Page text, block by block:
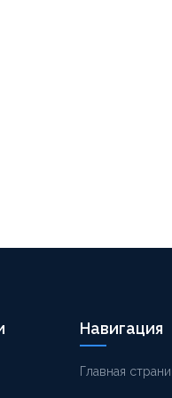
Навигация
Главная